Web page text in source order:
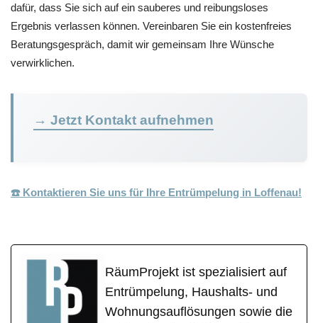
dafür, dass Sie sich auf ein sauberes und reibungsloses
Ergebnis verlassen können. Vereinbaren Sie ein kostenfreies
Beratungsgespräch, damit wir gemeinsam Ihre Wünsche
verwirklichen.
→ Jetzt Kontakt aufnehmen
☎️ Kontaktieren Sie uns für Ihre Entrümpelung in Loffenau!
RäumProjekt ist spezialisiert auf
Entrümpelung, Haushalts- und
Wohnungsauflösungen sowie die